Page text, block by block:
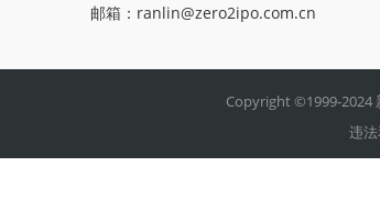
邮箱： ranlin@zero2ipo.com.cn
Copyright ©1999-2024
违